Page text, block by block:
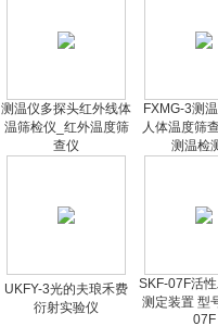
测温仪多探头红外线体
温筛检仪_红外温度筛
查仪
FXMG-3测
人体温度筛
测温检
UKFY-3光的夫琅禾费
衍射实验仪
SKF-07F活
测定装置 型
07F